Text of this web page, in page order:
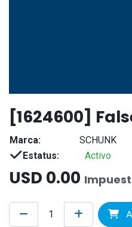
[1624600]
Marca:
SCHUNK
Estatus:
Activo
USD 0.00